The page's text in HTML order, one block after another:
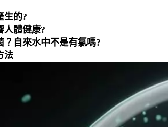
生的?
人體健康?
？自來水中不是有氯嗎?
法